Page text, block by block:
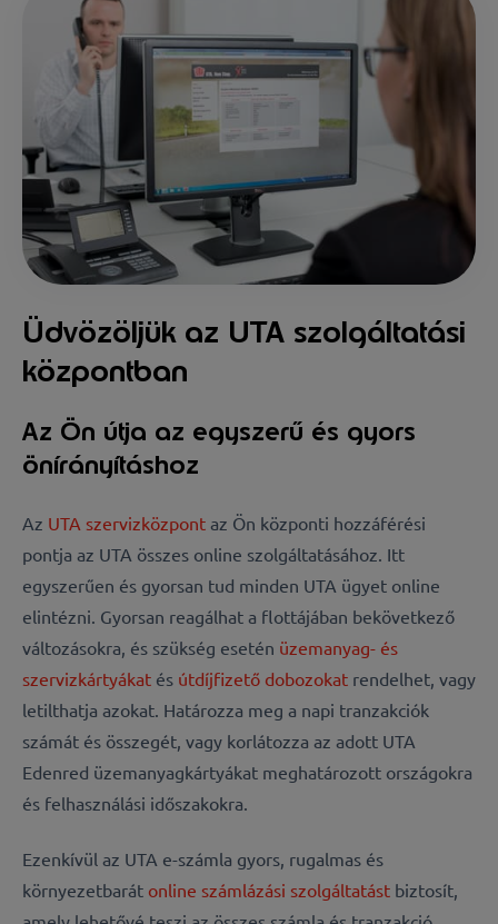
Üdvözöljük az UTA szolgáltatási
központban
Az Ön útja az egyszerű és gyors
önírányításhoz
Az UTA szervizközpont az Ön központi hozzáférési
pontja az UTA összes online szolgáltatásához. Itt
egyszerűen és gyorsan tud minden UTA ügyet online
elintézni. Gyorsan reagálhat a flottájában bekövetkező
változásokra, és szükség esetén üzemanyag- és
szervizkártyákat és útdíjfizető dobozokat rendelhet, vagy
letilthatja azokat. Határozza meg a napi tranzakciók
számát és összegét, vagy korlátozza az adott UTA
Edenred üzemanyagkártyákat meghatározott országokra
és felhasználási időszakokra.
Ezenkívül az UTA e-számla gyors, rugalmas és
környezetbarát online számlázási szolgáltatást biztosít,